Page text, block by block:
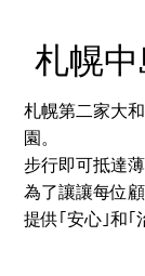
札幌
札幌第二家大
園。
步行即可抵達
為了讓讓每位
提供｢安心｣和｢